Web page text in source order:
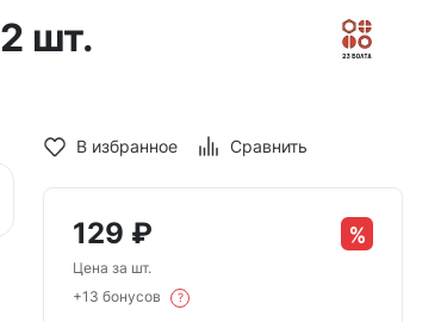
шт.
В избранное Сравнить
129 ₽
Цена за шт.
+13 бонусов
?